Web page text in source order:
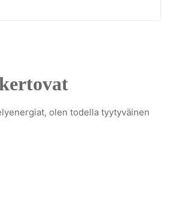
olen todella tyytyväinen